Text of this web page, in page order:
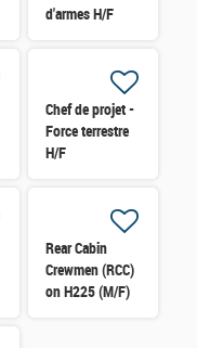
d'armes H/F
Chef de projet -
Force terrestre
H/F
Rear Cabin
Crewmen (RCC)
on H225 (M/F)